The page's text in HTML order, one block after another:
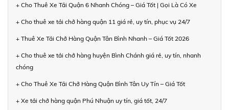
+ Cho Thuê Xe Tải Quận 6 Nhanh Chóng – Giá Tốt | Gọi Là Có Xe
+ Cho thuê xe tải chở hàng quận 11 giá rẻ, uy tín, phục vụ 24/7
+ Thuê Xe Tải Chở Hàng Quận Tân Bình Nhanh – Giá Tốt 2026
+ Cho thuê xe tải chở hàng huyện Bình Chánh giá rẻ, uy tín, nhanh
chóng
+ Cho Thuê Xe Tải Chở Hàng Quận Bình Tân Uy Tín – Giá Tốt
+ Xe tải chở hàng quận Phú Nhuận uy tín, giá tốt, 24/7